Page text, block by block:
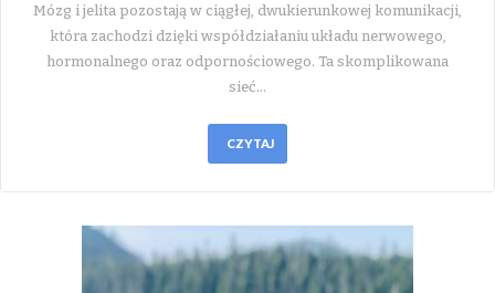
Mózg i jelita pozostają w ciągłej, dwukierunkowej komunikacji,
która zachodzi dzięki współdziałaniu układu nerwowego,
hormonalnego oraz odpornościowego. Ta skomplikowana
sieć…
CZYTAJ